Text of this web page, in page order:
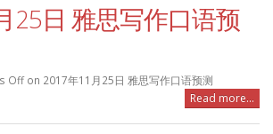
25日 雅思写作口语预
Offon 2017年11月25日 雅思写作口语预测
Read more...